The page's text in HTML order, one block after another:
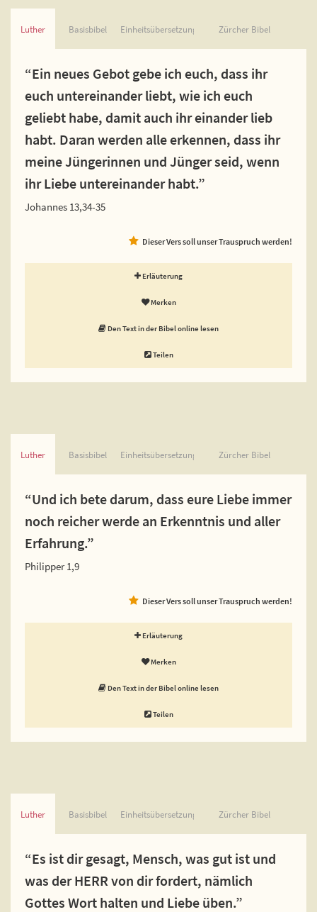
Luther Basisbibel Einheitsübersetzung Zürcher Bibel
“Ein neues Gebot gebe ich euch, dass ihr
euch untereinander liebt, wie ich euch
geliebt habe, damit auch ihr einander lieb
habt. Daran werden alle erkennen, dass ihr
meine Jüngerinnen und Jünger seid, wenn
ihr Liebe untereinander habt.”
Johannes 13,34-35
Dieser Vers soll unser Trauspruch werden!
Erläuterung
Merken
Den Text in der Bibel online lesen
Teilen
Luther Basisbibel Einheitsübersetzung Zürcher Bibel
“Und ich bete darum, dass eure Liebe immer
noch reicher werde an Erkenntnis und aller
Erfahrung.”
Philipper 1,9
Dieser Vers soll unser Trauspruch werden!
Erläuterung
Merken
Den Text in der Bibel online lesen
Teilen
Luther Basisbibel Einheitsübersetzung Zürcher Bibel
“Es ist dir gesagt, Mensch, was gut ist und
was der HERR von dir fordert, nämlich
Gottes Wort halten und Liebe üben.”